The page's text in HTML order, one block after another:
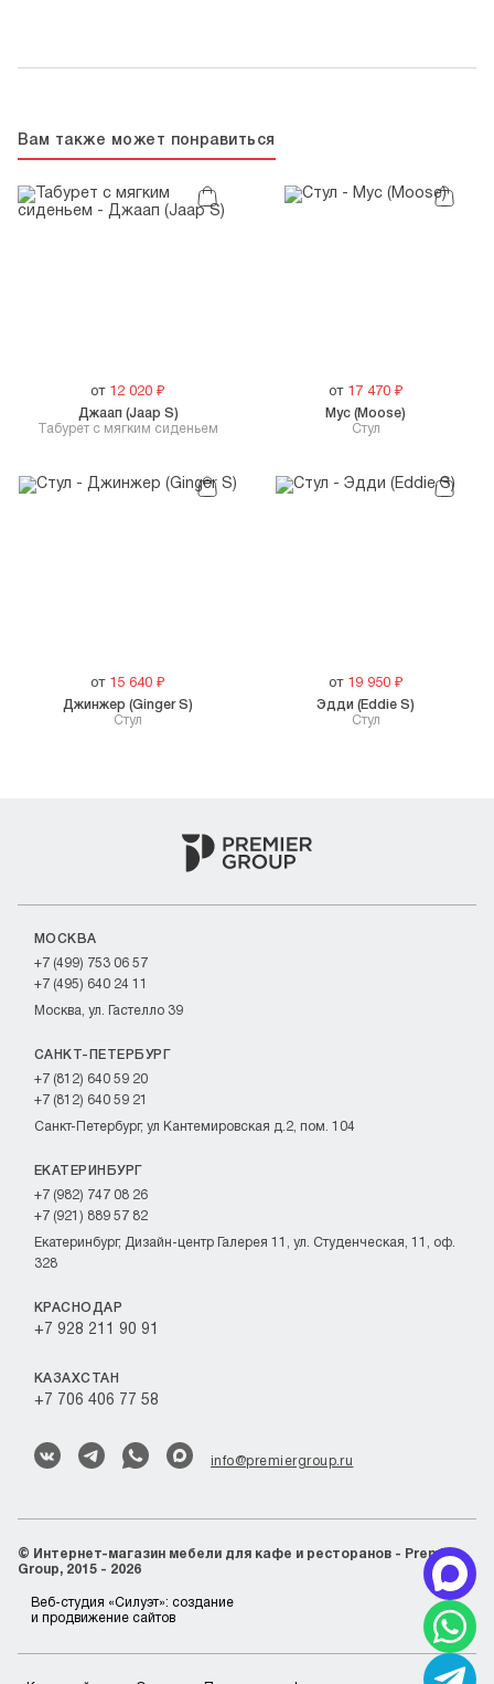
Вам также может понравиться
от 12 020 ₽
Табурет c мягким сиденьем
Джаап (Jaap S)
от 17 470₽
Стул
Мус (Moose)
от 15 640 ₽
Cтул
Джинжер (Ginger S)
от 19 950₽
Стул
Эдди (Eddie S)
info@premiergroup.ru
МОСКВА
+7 (499) 753 06 57
+7 (495) 640 24 11
Москва, ул. Гастелло 39
САНКТ-ПЕТЕРБУРГ
+7 (812) 640 59 20
+7 (812) 640 59 21
Санкт-Петербург, ул Кантемировская д.2, пом. 104
ЕКАТЕРИНБУРГ
+7 (982) 747 08 26
+7 (921) 889 57 82
Екатеринбург, Дизайн-центр Галерея 11, ул. Студенческая, 11, оф.
328
КРАСНОДАР
+7 928 211 90 91
КАЗАХСТАН
+7 706 406 77 58
© Интернет-магазин мебели для кафе и ресторанов - Premier
Group, 2015 - 2026
Веб-студия «Силуэт»: создание
и продвижение сайтов